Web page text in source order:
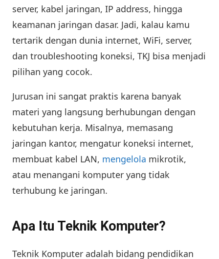
server, kabel jaringan, IP address, hingga
keamanan jaringan dasar. Jadi, kalau kamu
tertarik dengan dunia internet, WiFi, server,
dan troubleshooting koneksi, TKJ bisa menjadi
pilihan yang cocok.
Jurusan ini sangat praktis karena banyak
materi yang langsung berhubungan dengan
kebutuhan kerja. Misalnya, memasang
jaringan kantor, mengatur koneksi internet,
membuat kabel LAN, mengelola mikrotik,
atau menangani komputer yang tidak
terhubung ke jaringan.
Apa Itu Teknik Komputer?
Teknik Komputer adalah bidang pendidikan